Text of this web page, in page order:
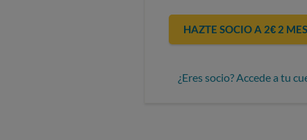
HAZTE SOCIO A 2€ 2
¿Eres socio? Accede a tu